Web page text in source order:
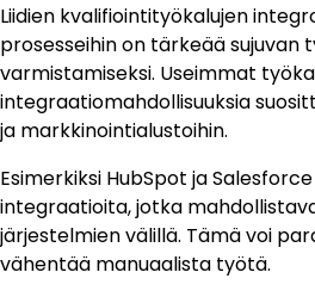
Liidien kvalifiointityökalujen
prosesseihin on tärkeää sujuvan
varmistamiseksi. Useimmat
integraatiomahdollisuuksia
ja markkinointialustoihin.
Esimerkiksi HubSpot ja
integraatioita, jotka
järjestelmien välillä. Tämä voi
vähentää manuaalista työtä.